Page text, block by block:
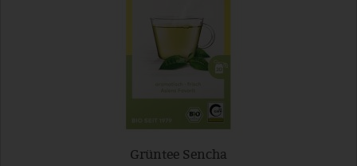
Grüntee Sencha